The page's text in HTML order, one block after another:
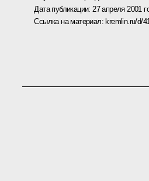
Дата публикации: 27 апреля 2001
Ссылка на материал:kremlin.ru/d/